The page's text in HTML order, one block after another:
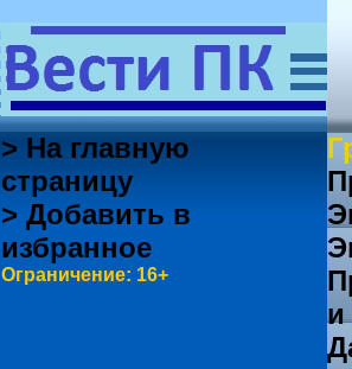
> На главную
страницу
> Добавить в
избранное
Ограничение: 16+